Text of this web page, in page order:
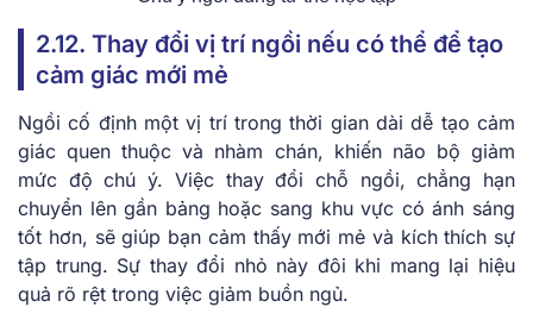
2.12. Thay đổi vị trí ngồi nếu có thể để tạo
cảm giác mới mẻ
Ngồi cố định một vị trí trong thời gian dài dễ tạo cảm
giác quen thuộc và nhàm chán, khiến não bộ giảm
mức độ chú ý. Việc thay đổi chỗ ngồi, chẳng hạn
chuyển lên gần bảng hoặc sang khu vực có ánh sáng
tốt hơn, sẽ giúp bạn cảm thấy mới mẻ và kích thích sự
tập trung. Sự thay đổi nhỏ này đôi khi mang lại hiệu
quả rõ rệt trong việc giảm buồn ngủ.